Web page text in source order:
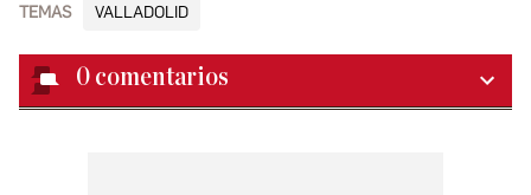
TEMAS VALLADOLID
0 comentarios